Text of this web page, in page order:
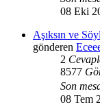
08 Eki
Aşıksın ve
gönderen
2
8577
Son
08 Tem